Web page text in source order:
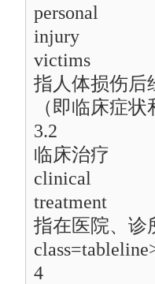
personal
injury
victims
指人体损伤后
（即临床症
3.2
临床治疗
clinical
treatment
指在医院、诊
4